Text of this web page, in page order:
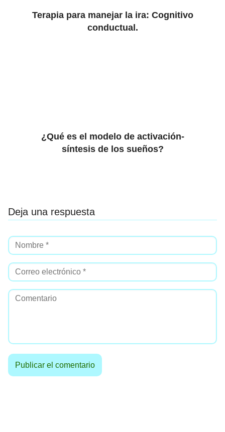
Terapia para manejar la ira: Cognitivo
conductual.
¿Qué es el modelo de activación-
síntesis de los sueños?
Deja una respuesta